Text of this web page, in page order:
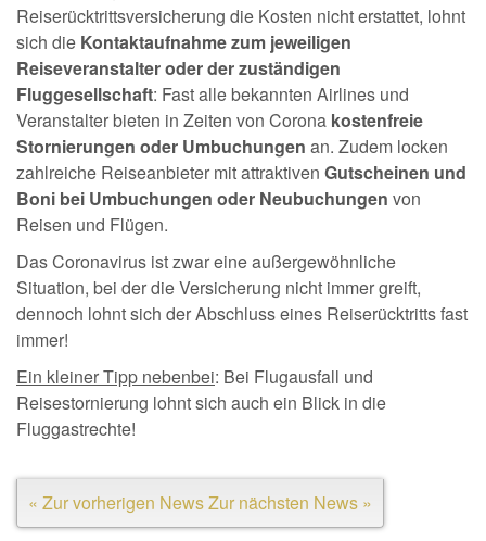
Reiserücktrittsversicherung die Kosten nicht erstattet, lohnt
sich die Kontaktaufnahme zum jeweiligen
Reiseveranstalter oder der zuständigen
Fluggesellschaft: Fast alle bekannten Airlines und
Veranstalter bieten in Zeiten von Corona kostenfreie
Stornierungen oder Umbuchungen an. Zudem locken
zahlreiche Reiseanbieter mit attraktiven Gutscheinen und
Boni bei Umbuchungen oder Neubuchungen von
Reisen und Flügen.
Das Coronavirus ist zwar eine außergewöhnliche
Situation, bei der die Versicherung nicht immer greift,
dennoch lohnt sich der Abschluss eines Reiserücktritts fast
immer!
Ein kleiner Tipp nebenbei: Bei Flugausfall und
Reisestornierung lohnt sich auch ein Blick in die
Fluggastrechte!
« Zur vorherigen NewsZur nächsten News »